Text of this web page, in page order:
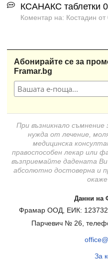
КСАНАКС таблетки
Коментар на: Костадин от
Абонирайте се за
Framar.bg
При възникнало съмнение
нужда от лечение,
медицинска
правоспособен лекар или
възприемайте дадената
абсолютно достоверна и
Данни на
Фрамар ООД, ЕИК:
Парчевич № 26,
За